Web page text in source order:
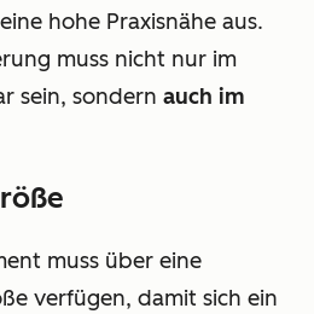
hohe Praxisnähe aus.
muss nicht nur im
sein, sondern auch im
muss über eine
verfügen, damit sich ein